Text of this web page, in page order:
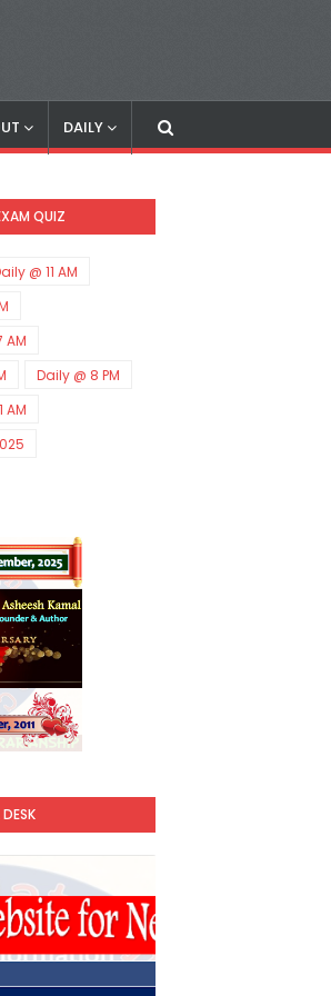
DAILY
QUIZ
@ 11 AM
AM
Daily @ 8 PM
AM